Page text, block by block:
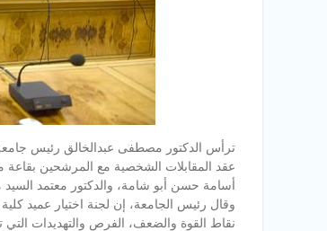
ترأس الدكتور مصطفى عبدالخالق رئيس
عقد المقابلات الشخصية مع المرشحين بقاعة
أسامة حسن أبو شامة، والدكتور معتمد السيد
وقال رئيس الجامعة، إن لجنة اختيار عميد
نقاط القوة والضعف، الفرص والتهديدات التي